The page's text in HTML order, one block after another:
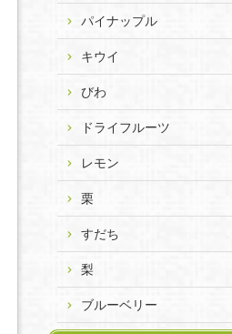
パイナップル
キウイ
びわ
ドライフルーツ
レモン
栗
すだち
梨
ブルーベリー